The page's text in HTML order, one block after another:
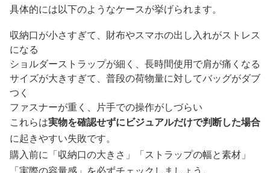
具体的には以下のようなケースが挙げられます。
収納口が小さすぎて、財布やスマホの出し入れがストレス
になる
ショルダーストラップが細く、長時間使用で肩が痛くなる
サイズが大きすぎて、普段の荷物量に対してバッグがダブ
つく
ファスナーが重く、片手での操作がしづらい
これらは実物を確認せずにビジュアルだけで判断した場合
に起きやすい失敗です。
購入前に「収納口の大きさ」「ストラップの幅と素材」